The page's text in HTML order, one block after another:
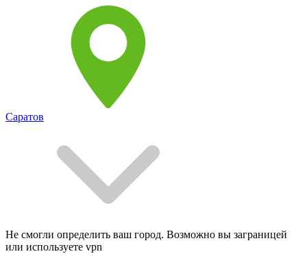
Саратов
Не смогли определить ваш город. Возможно вы заграницей
или используете vpn